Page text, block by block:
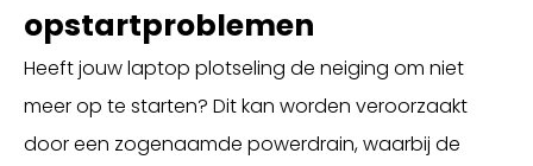
opstartproblemen
Heeft jouw laptop plotseling de neiging om niet
meer op te starten? Dit kan worden veroorzaakt
door een zogenaamde powerdrain, waarbij de